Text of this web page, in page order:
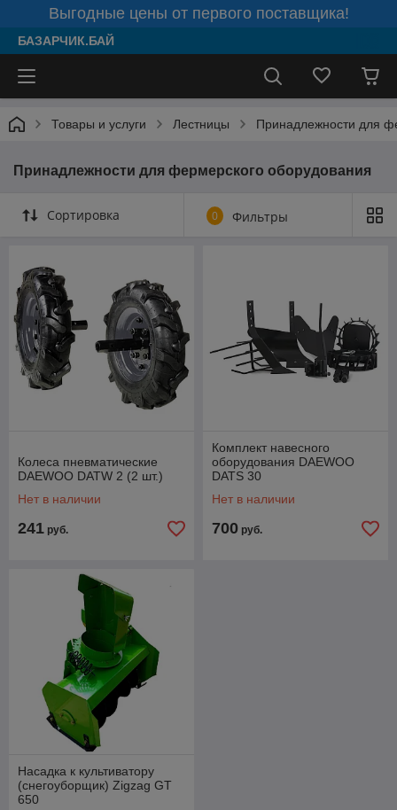
Выгодные цены от первого поставщика!
БАЗАРЧИК.БАЙ
Товары и услуги Лестницы Принадлежности для
Принадлежности для фермерского оборудования
Сортировка 0 Фильтры
Колеса пневматические
DAEWOO DATW 2 (2 шт.)
Нет в наличии
241 руб.
Комплект навесного
оборудования DAEWOO
DATS 30
Нет в наличии
700 руб.
Насадка к культиватору
(снегоуборщик) Zigzag GT
650